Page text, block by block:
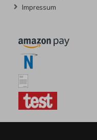
Impressum